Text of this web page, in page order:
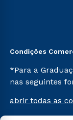
Condições
*Para a
nas seguintes
Já para as
49. *Para a Pós-graduação EAD, as ofertas
abrir todas as